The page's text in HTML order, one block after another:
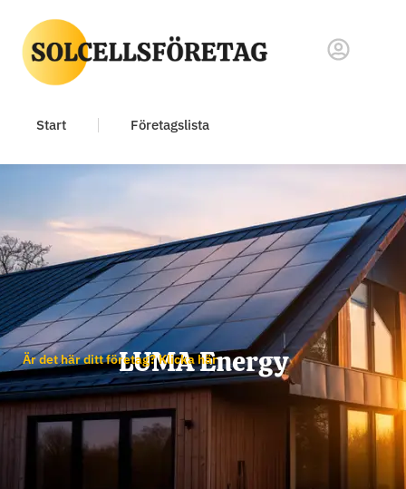
Start Företagslista
LUMA Energy
Är det här ditt företag? Klicka här